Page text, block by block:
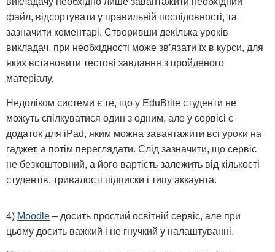
файл, відсортувати у правильній послідовності, та
зазначити коментарі. Створивши декілька уроків
викладач, при необхідності може зв’язати їх в курси, для
яких встановити тестові завдання з пройденого
матеріалу.
Недоліком системи є те, що у EduBrite студенти не
можуть спілкуватися один з одним, але у сервісі є
додаток для iPad, яким можна завантажити всі уроки на
гаджет, а потім переглядати. Слід зазначити, що сервіс
не безкоштовний, а його вартість залежить від кількості
студентів, тривалості підписки і типу аккаунта.
4) Moodle – досить простий освітній сервіс, але при
цьому досить важкий і не гнучкий у налаштуванні.